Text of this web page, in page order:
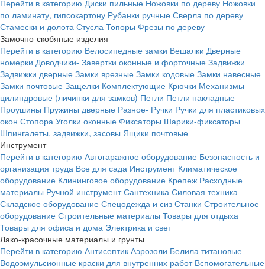
Перейти в категорию Диски пильные Ножовки по дереву Ножовки
по ламинату, гипсокартону Рубанки ручные Сверла по дереву
Стамески и долота Стусла Топоры Фрезы по дереву
Замочно-скобяные изделия
Перейти в категорию Велосипедные замки Вешалки Дверные
номерки Доводчики- Завертки оконные и форточные Задвижки
Задвижки дверные Замки врезные Замки кодовые Замки навесные
Замки почтовые Защелки Комплектующие Крючки Механизмы
цилиндровые (личинки для замков) Петли Петли накладные
Проушины Пружины дверные Разное- Ручки Ручки для пластиковых
окон Стопора Уголки оконные Фиксаторы Шарики-фиксаторы
Шпингалеты, задвижки, засовы Ящики почтовые
Инструмент
Перейти в категорию Автогаражное оборудование Безопасность и
организация труда Все для сада Инструмент Климатическое
оборудование Клининговое оборудование Крепеж Расходные
материалы Ручной инструмент Сантехника Силовая техника
Складское оборудование Спецодежда и сиз Станки Строительное
оборудование Строительные материалы Товары для отдыха
Товары для офиса и дома Электрика и свет
Лако-красочные материалы и грунты
Перейти в категорию Антисептик Аэрозоли Белила титановые
Водоэмульсионные краски для внутренних работ Вспомогательные